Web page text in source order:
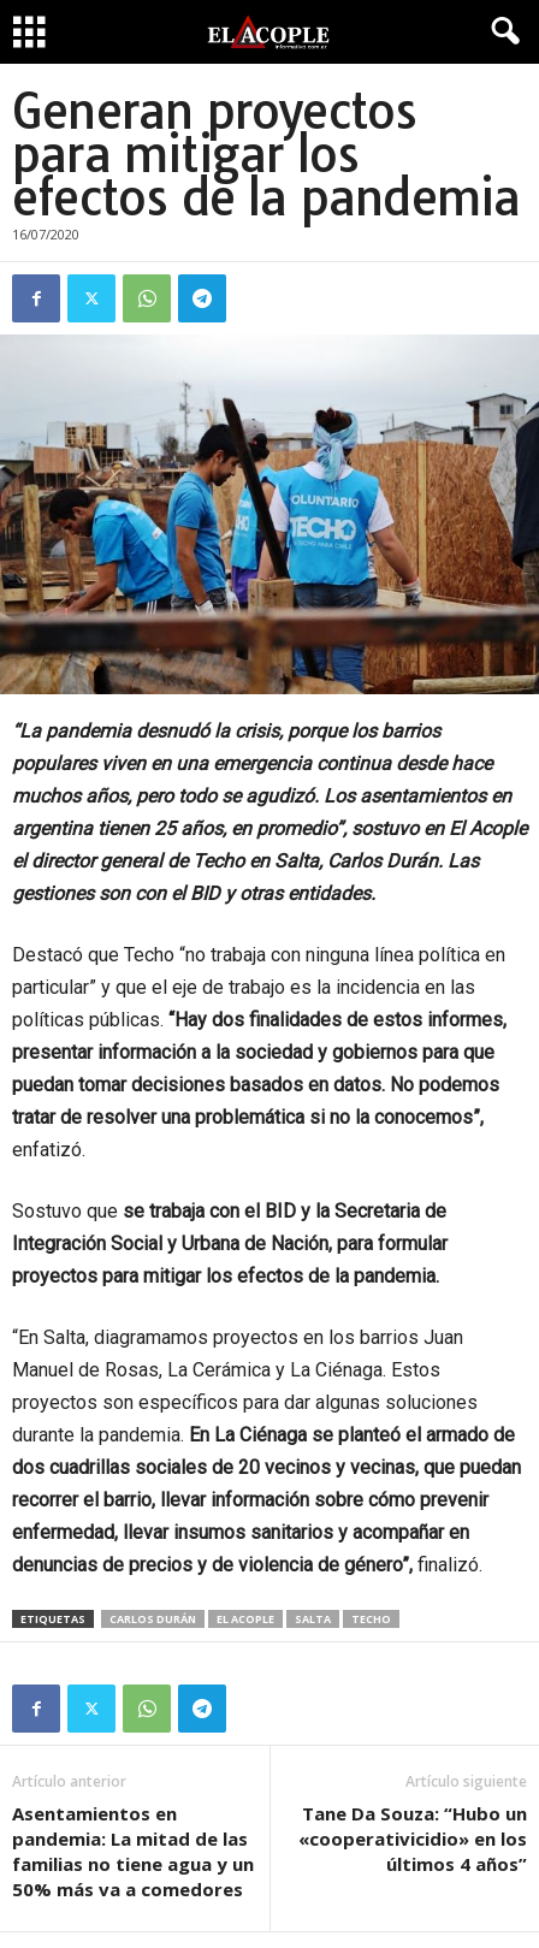
Generan proyectos
para mitigar los
efectos de la pandemia
16/07/2020
“La pandemia desnudó la crisis, porque los barrios
populares viven en una emergencia continua desde hace
muchos años, pero todo se agudizó. Los asentamientos en
argentina tienen 25 años, en promedio”, sostuvo en El Acople
el director general de Techo en Salta, Carlos Durán. Las
gestiones son con el BID y otras entidades.
Destacó que Techo “no trabaja con ninguna línea política en
particular” y que el eje de trabajo es la incidencia en las
políticas públicas. “Hay dos finalidades de estos informes,
presentar información a la sociedad y gobiernos para que
puedan tomar decisiones basados en datos. No podemos
tratar de resolver una problemática si no la conocemos”,
enfatizó.
Sostuvo que se trabaja con el BID y la Secretaria de
Integración Social y Urbana de Nación, para formular
proyectos para mitigar los efectos de la pandemia.
“En Salta, diagramamos proyectos en los barrios Juan
Manuel de Rosas, La Cerámica y La Ciénaga. Estos
proyectos son específicos para dar algunas soluciones
durante la pandemia. En La Ciénaga se planteó el armado de
dos cuadrillas sociales de 20 vecinos y vecinas, que puedan
recorrer el barrio, llevar información sobre cómo prevenir
enfermedad, llevar insumos sanitarios y acompañar en
denuncias de precios y de violencia de género”, finalizó.
ETIQUETAS CARLOS DURÁN EL ACOPLE SALTA TECHO
Artículo anterior
Asentamientos en
pandemia: La mitad de las
familias no tiene agua y un
50% más va a comedores
Artículo siguiente
Tane Da Souza: “Hubo un
«cooperativicidio» en los
últimos 4 años”